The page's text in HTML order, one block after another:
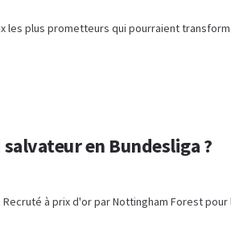
les plus prometteurs qui pourraient
en Bundesliga ?
à prix d'or par Nottingham Forest pour